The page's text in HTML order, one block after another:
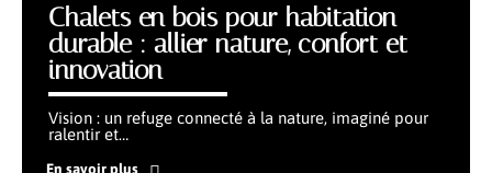
Chalets en bois pour habitation
durable : allier nature, confort et
innovation
Vision : un refuge connecté à la nature, imaginé pour
ralentir et…
En savoir plus